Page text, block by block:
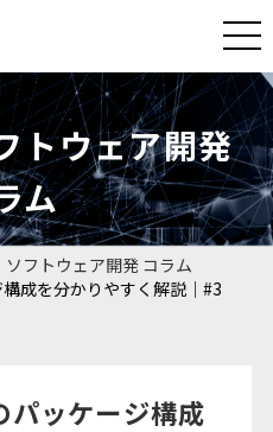
トウェア開発
ム
CLOSE
ソフトウェア開発 コラム
成を分かりやすく解説｜#3
パッケージ構成